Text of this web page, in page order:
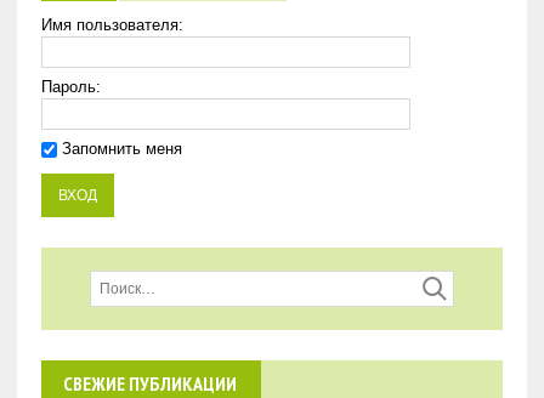
Имя пользователя:
Пароль:
Запомнить меня
СВЕЖИЕ ПУБЛИКАЦИИ